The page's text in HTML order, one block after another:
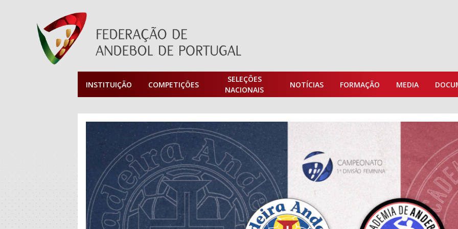
INSTITUIÇÃO COMPETIÇÕES
SELEÇÕES
NACIONAIS
NOTÍCIAS FORMAÇÃO MEDIA